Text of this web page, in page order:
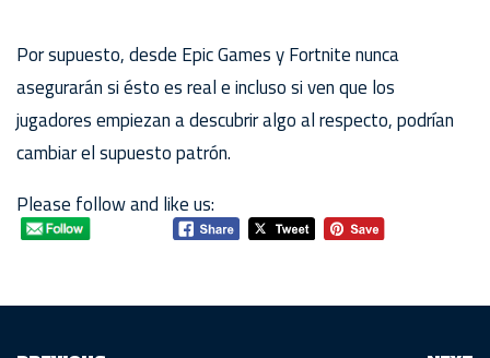
Por supuesto, desde Epic Games y Fortnite nunca
asegurarán si ésto es real e incluso si ven que los
jugadores empiezan a descubrir algo al respecto, podrían
cambiar el supuesto patrón.
Please follow and like us: